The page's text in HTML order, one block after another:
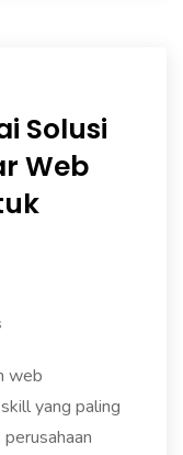
Solusi
Web
web
yang paling